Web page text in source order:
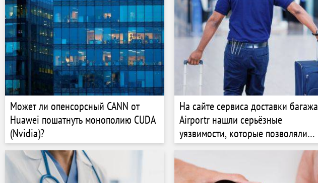
Может ли опенсорсный CANN от
Huawei пошатнуть монополию CUDA
(Nvidia)?
На сайте сервиса доставки багажа
Airportr нашли серьёзные
уязвимости, которые позволяли
красть и перенаправлять багаж